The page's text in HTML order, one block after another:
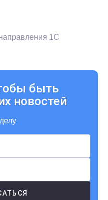
1С
быть
новостей